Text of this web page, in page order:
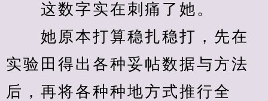
这数字实在刺痛了她。
她原本打算稳扎稳打，先在
实验田得出各种妥帖数据与方法
后，再将各种种地方式推行全